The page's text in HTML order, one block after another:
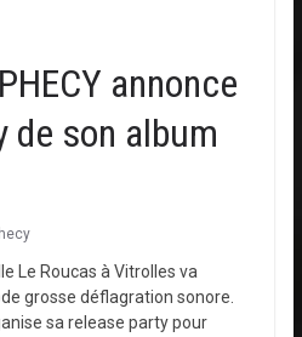
annonce
de son album
Le Roucas à Vitrolles va
grosse déflagration sonore.
sa release party pour